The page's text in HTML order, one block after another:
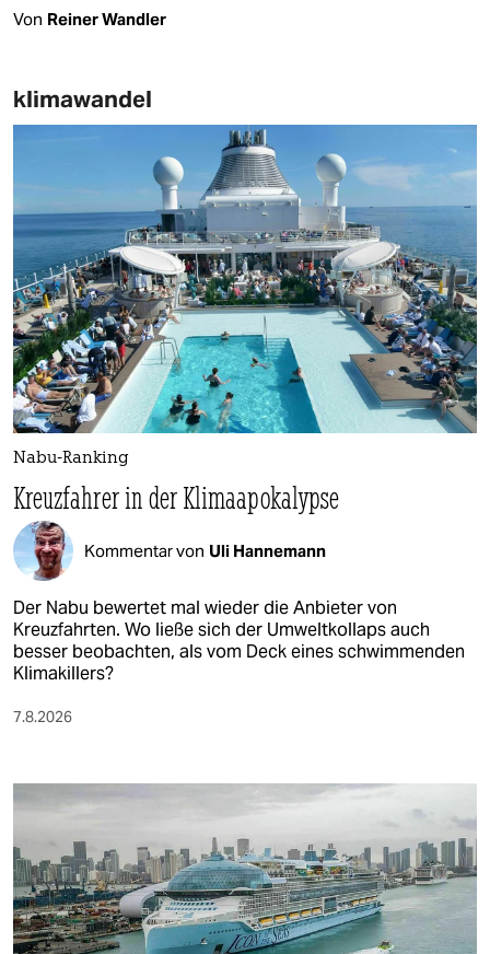
Von Reiner Wandler
klimawandel
Nabu-Ranking
Kreuzfahrer in der Klimaapokalypse
Kommentar von Uli Hannemann
Der Nabu bewertet mal wieder die Anbieter von
Kreuzfahrten. Wo ließe sich der Umweltkollaps auch
besser beobachten, als vom Deck eines schwimmenden
Klimakillers?
7.8.2026